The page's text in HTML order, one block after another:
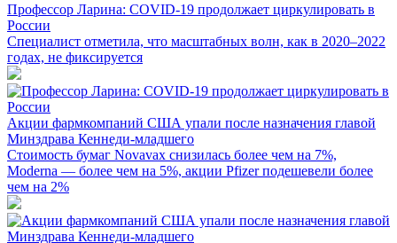
Профессор Ларина: COVID-19 продолжает циркулировать в
России
Специалист отметила, что масштабных волн, как в 2020–2022
годах, не фиксируется
Акции фармкомпаний США упали после назначения главой
Минздрава Кеннеди-младшего
Стоимость бумаг Novavax снизилась более чем на 7%,
Moderna — более чем на 5%, акции Pfizer подешевели более
чем на 2%